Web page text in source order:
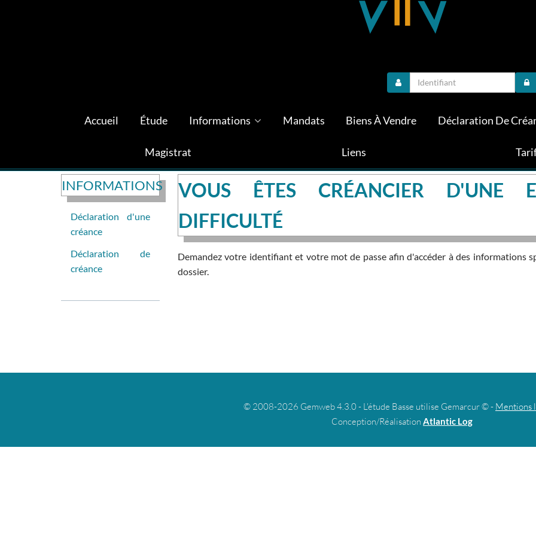
Accueil Étude Informations Mandats Biens À Vendre Déclaration De
Magistrat Liens
INFORMATIONS
Déclaration d'une
créance
Déclaration de
créance
VOUS ÊTES CRÉANCIER D'UNE
DIFFICULTÉ
Demandez votre identifiant et votre mot de passe afin d'accéder à des informations
dossier.
© 2008-2026 Gemweb 4.3.0 - L'étude Basse utilise Gemarcur © - Mentions
Conception/Réalisation Atlantic Log